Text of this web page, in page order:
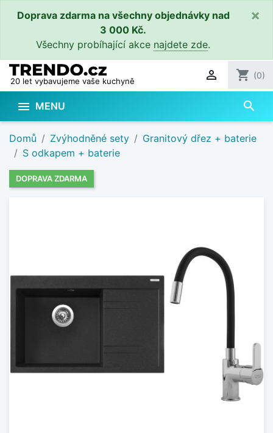
Doprava zdarma na všechny objednávky nad
3 000 Kč.
Všechny probíhající akce najdete zde.
×
20 let vybavujeme vaše kuchyně  shopping_cart (0)
 MENU search
Domů Zvýhodněné sety
Granitový dřez + baterie
S odkapem + baterie
DOPRAVA ZDARMA